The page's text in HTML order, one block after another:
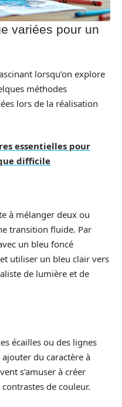
variées pour un
lorsqu’on explore
méthodes
lors de la réalisation
essentielles pour
difficile
à mélanger deux ou
transition fluide. Par
un bleu foncé
utiliser un bleu clair vers
de lumière et de
écailles ou des lignes
du caractère à
s’amuser à créer
de couleur.